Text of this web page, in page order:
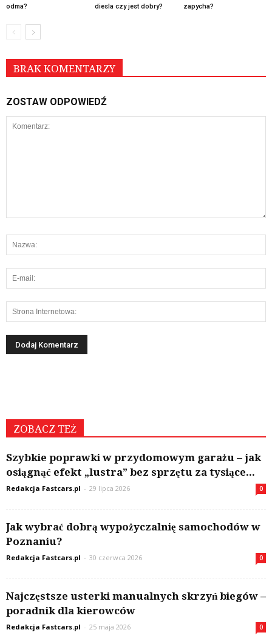
odma?
diesla czy jest dobry?
zapycha?
BRAK KOMENTARZY
ZOSTAW ODPOWIEDŹ
ZOBACZ TEŻ
Szybkie poprawki w przydomowym garażu – jak
osiągnąć efekt „lustra” bez sprzętu za tysiące...
Redakcja Fastcars.pl - 29 lipca 2026 0
Jak wybrać dobrą wypożyczalnię samochodów w
Poznaniu?
Redakcja Fastcars.pl - 30 czerwca 2026 0
Najczęstsze usterki manualnych skrzyń biegów –
poradnik dla kierowców
Redakcja Fastcars.pl - 25 maja 2026 0